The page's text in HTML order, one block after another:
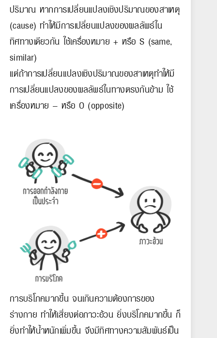
ปริมาณ หากการเปลี่ยนแปลงเชิงปริมาณของสาเหตุ
(cause) ทำให้มีการเปลี่ยนแปลงของผลลัพธ์ใน
ทิศทางเดียวกัน ใช้เครื่องหมาย + หรือ S (same,
similar)
แต่ถ้าการเปลี่ยนแปลงเชิงปริมาณของสาเหตุทำให้มี
การเปลี่ยนแปลงของผลลัพธ์ในทางตรงกันข้าม ใช้
เครื่องหมาย – หรือ O (opposite)
การบริโภคมากขึ้น จนเกินความต้องการของ
ร่างกาย ทำให้เสี่ยงต่อภาวะอ้วน ยิ่งบริโภคมากขึ้น ก็
ยิ่งทำให้น้ำหนักเพิ่มขึ้น จึงมีทิศทางความสัมพันธ์เป็น